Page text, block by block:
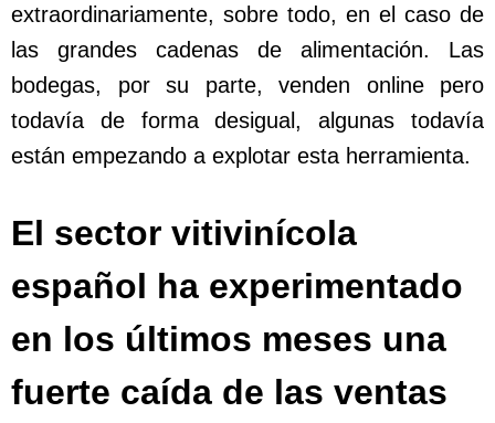
extraordinariamente, sobre todo, en el caso de
las grandes cadenas de alimentación. Las
bodegas, por su parte, venden online pero
todavía de forma desigual, algunas todavía
están empezando a explotar esta herramienta.
El sector vitivinícola
español ha experimentado
en los últimos meses una
fuerte caída de las ventas